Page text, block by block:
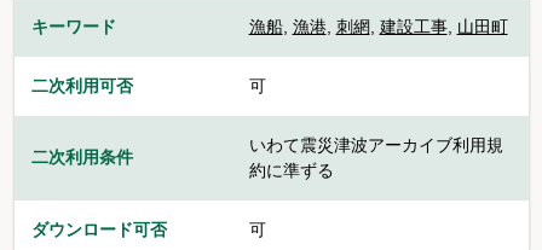
キーワード 漁船, 漁港, 刺網, 建設工事, 山田町
二次利用可否 可
二次利用条件
いわて震災津波アーカイブ利用規
約に準ずる
ダウンロード可否 可